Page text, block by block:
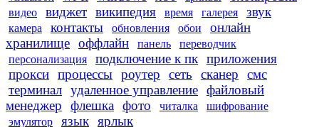
видео виджет википедия время галерея звук
камера контакты обновления обои
онлайн
хранилище оффлайн панель
переводчик
персонализация
подключение к пк приложения
прокси процессы роутер сеть сканер
смс
терминал удаленное управление файловый
менеджер
флешка фото читалка
шифрование
эмулятор
язык ярлык